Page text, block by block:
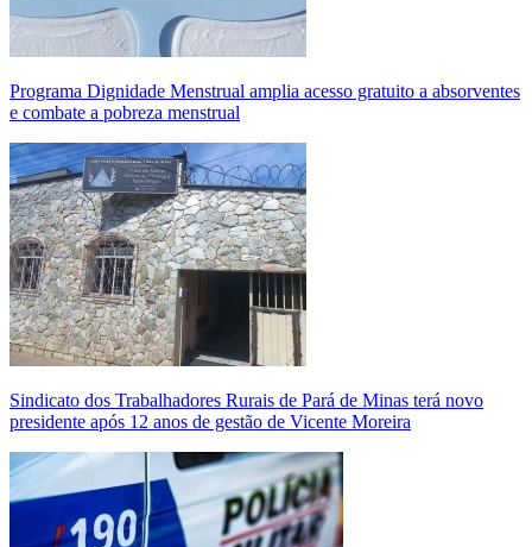
Programa Dignidade Menstrual amplia acesso gratuito a absorventes
e combate a pobreza menstrual
Sindicato dos Trabalhadores Rurais de Pará de Minas terá novo
presidente após 12 anos de gestão de Vicente Moreira